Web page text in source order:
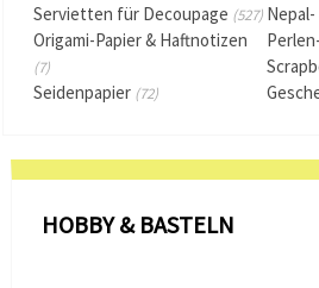
Servietten für Decoupage (527)
Origami-Papier & Haftnotizen
(7)
Seidenpapier (72)
HOBBY & BASTELN